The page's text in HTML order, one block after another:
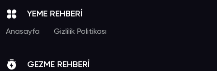
YEME REHBERİ
Anasayfa Gizlilik Politikası
GEZME REHBERİ